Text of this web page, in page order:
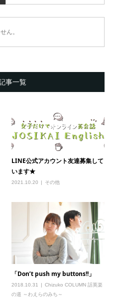
ん。
事一覧
LINE公式アカウント友達募集して
います★
2021.10.20 その他
「Don’t push my buttons!!」
2018.10.31
Chizuko COLUMN 話英楽
の道 ～わえらのみち～